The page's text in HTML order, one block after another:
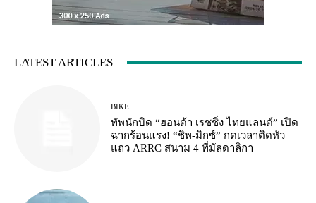
LATEST ARTICLES
BIKE
ทัพนักบิด “ฮอนด้า เรซซิ่ง ไทยแลนด์” เปิด
ฉากร้อนแรง! “ชิพ-มิกซ์” กดเวลาติดหัว
แถว ARRC สนาม 4 ที่มัลดาลิกา